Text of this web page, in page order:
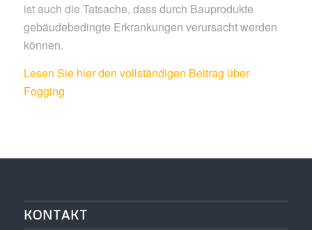
ist auch die Tatsache, dass durch Bauprodukte
gebäudebedingte Erkrankungen verursacht werden
können.
Lesen Sie hier den vollständigen Beitrag über
Fogging
KONTAKT